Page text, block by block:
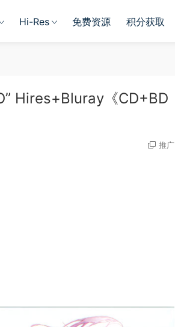
Hi-Res 免费资源 积分获取
Hires+Bluray《CD+BD
推广